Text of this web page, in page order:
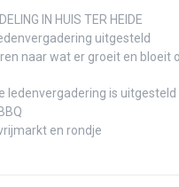
IN HUIS TER HEIDE
uitgesteld
naar wat er groeit en bloeit
ledenvergadering is uitgesteld
en rondje